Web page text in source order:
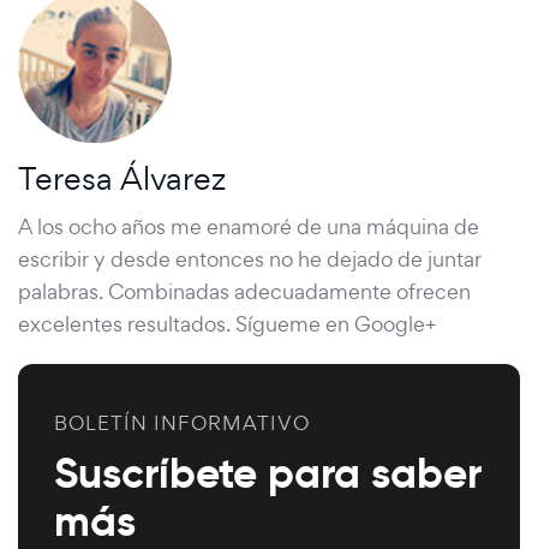
Teresa Álvarez
A los ocho años me enamoré de una máquina de
escribir y desde entonces no he dejado de juntar
palabras. Combinadas adecuadamente ofrecen
excelentes resultados. Sígueme en Google+
BOLETÍN INFORMATIVO
Suscríbete para saber
más